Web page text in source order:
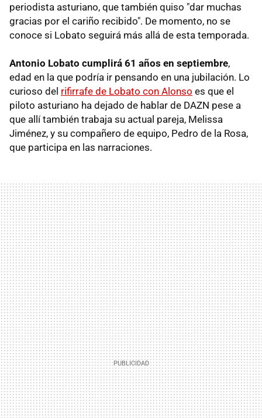
periodista asturiano, que también quiso "dar muchas
gracias por el cariño recibido". De momento, no se
conoce si Lobato seguirá más allá de esta temporada.
Antonio Lobato cumplirá 61 años en septiembre,
edad en la que podría ir pensando en una jubilación. Lo
curioso del rifirrafe de Lobato con Alonso es que el
piloto asturiano ha dejado de hablar de DAZN pese a
que allí también trabaja su actual pareja, Melissa
Jiménez, y su compañero de equipo, Pedro de la Rosa,
que participa en las narraciones.